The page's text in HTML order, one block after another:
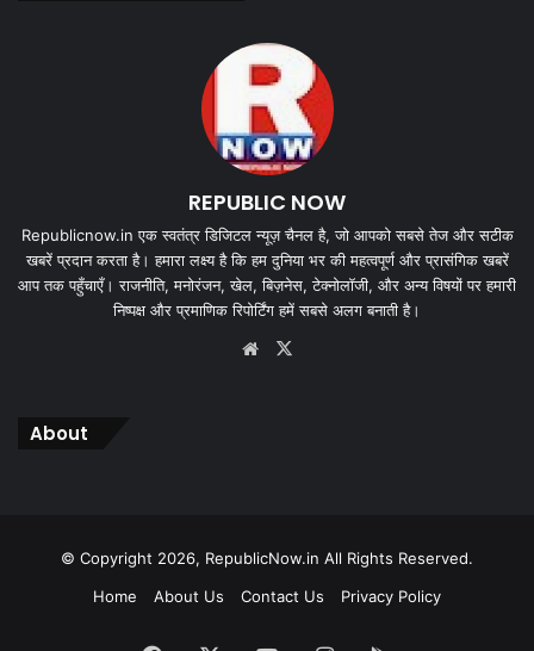
REPUBLIC NOW
Republicnow.in एक स्वतंत्र डिजिटल न्यूज़ चैनल है, जो आपको सबसे तेज और सटीक
खबरें प्रदान करता है। हमारा लक्ष्य है कि हम दुनिया भर की महत्वपूर्ण और प्रासंगिक खबरें
आप तक पहुँचाएँ। राजनीति, मनोरंजन, खेल, बिज़नेस, टेक्नोलॉजी, और अन्य विषयों पर हमारी
निष्पक्ष और प्रमाणिक रिपोर्टिंग हमें सबसे अलग बनाती है।
Website
About
© Copyright 2026, RepublicNow.in All Rights Reserved.
Home
About Us Contact Us Privacy Policy